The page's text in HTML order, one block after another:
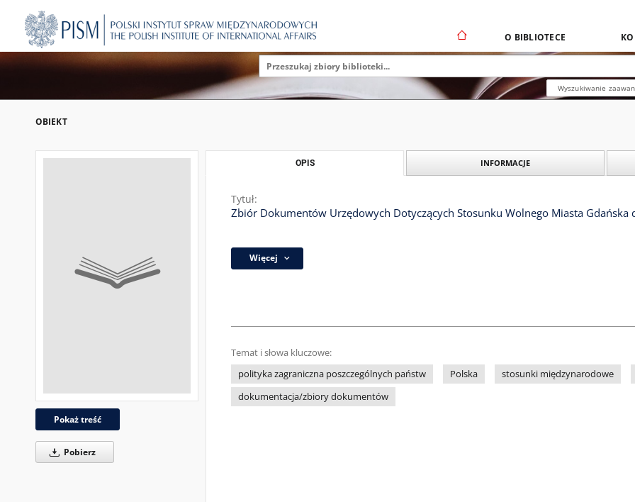
O BIBLIOTECE
Wyszukiwanie
OBIEKT
Pokaż treść
Pobierz
OPIS INFORMACJE
Tytuł:
Zbiór Dokumentów Urzędowych Dotyczących Stosunku Wolnego Miasta Gdańska
Więcej
Temat i słowa kluczowe:
polityka zagraniczna poszczególnych państw
Polska stosunki międzynarodowe
dokumentacja/zbiory dokumentów